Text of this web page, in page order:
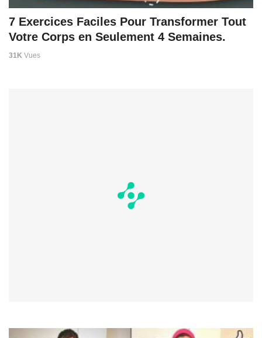
7 Exercices Faciles Pour Transformer Tout
Votre Corps en Seulement 4 Semaines.
31K Vues